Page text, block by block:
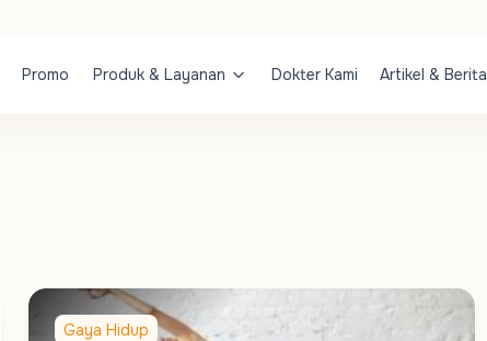
Promo Produk & Layanan Dokter Kami Artikel & Berita
Gaya Hidup